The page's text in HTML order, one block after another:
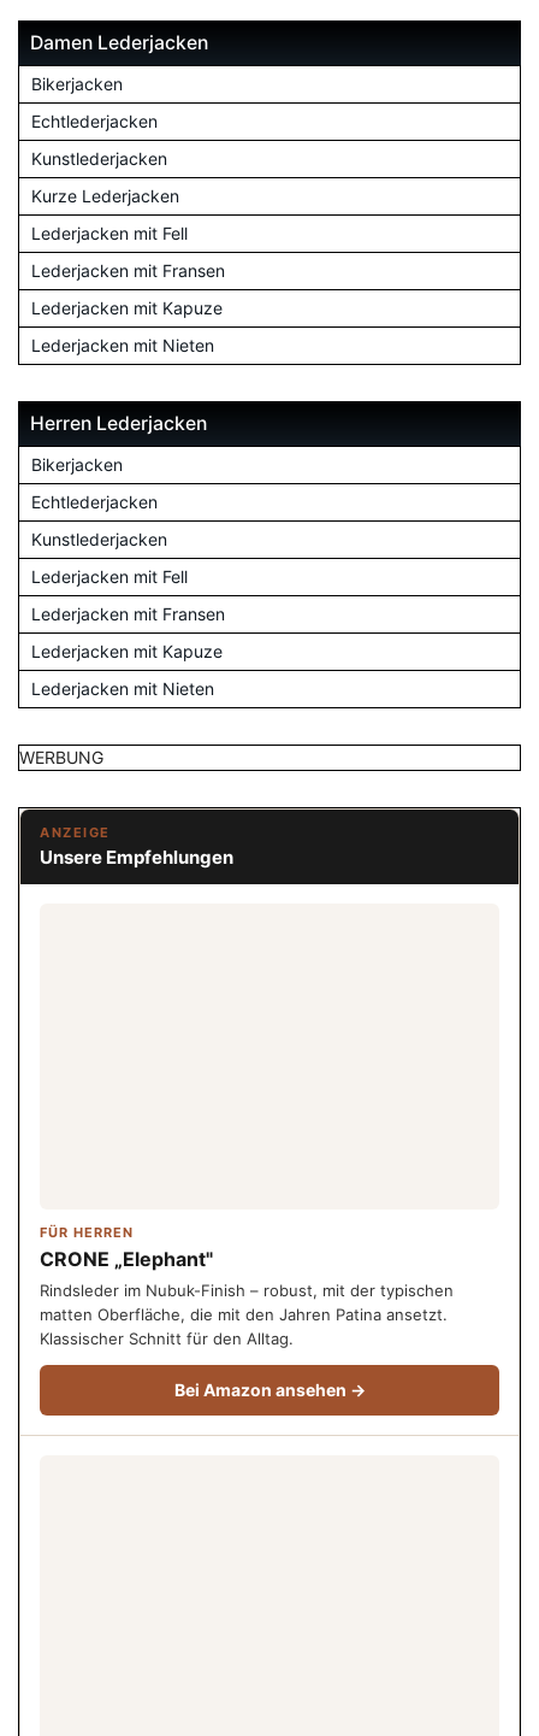
Damen Lederjacken
Bikerjacken
Echtlederjacken
Kunstlederjacken
Kurze Lederjacken
Lederjacken mit Fell
Lederjacken mit Fransen
Lederjacken mit Kapuze
Lederjacken mit Nieten
Herren Lederjacken
Bikerjacken
Echtlederjacken
Kunstlederjacken
Lederjacken mit Fell
Lederjacken mit Fransen
Lederjacken mit Kapuze
Lederjacken mit Nieten
WERBUNG
ANZEIGE
Unsere Empfehlungen
FÜR HERREN
CRONE „Elephant"
Rindsleder im Nubuk-Finish – robust, mit der typischen
matten Oberfläche, die mit den Jahren Patina ansetzt.
Klassischer Schnitt für den Alltag.
Bei Amazon ansehen →